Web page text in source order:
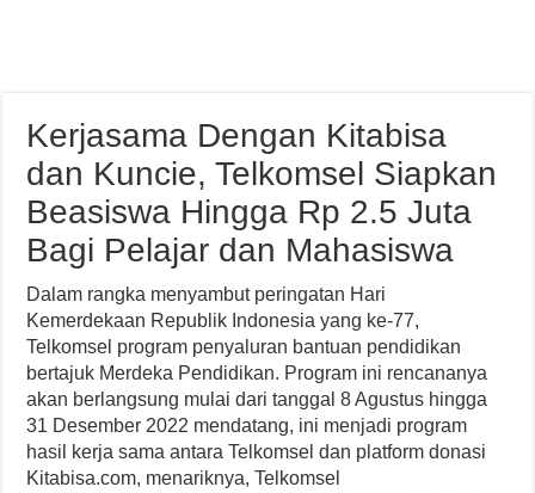
Kerjasama Dengan Kitabisa
dan Kuncie, Telkomsel Siapkan
Beasiswa Hingga Rp 2.5 Juta
Bagi Pelajar dan Mahasiswa
Dalam rangka menyambut peringatan Hari
Kemerdekaan Republik Indonesia yang ke-77,
Telkomsel program penyaluran bantuan pendidikan
bertajuk Merdeka Pendidikan. Program ini rencananya
akan berlangsung mulai dari tanggal 8 Agustus hingga
31 Desember 2022 mendatang, ini menjadi program
hasil kerja sama antara Telkomsel dan platform donasi
Kitabisa.com, menariknya, Telkomsel